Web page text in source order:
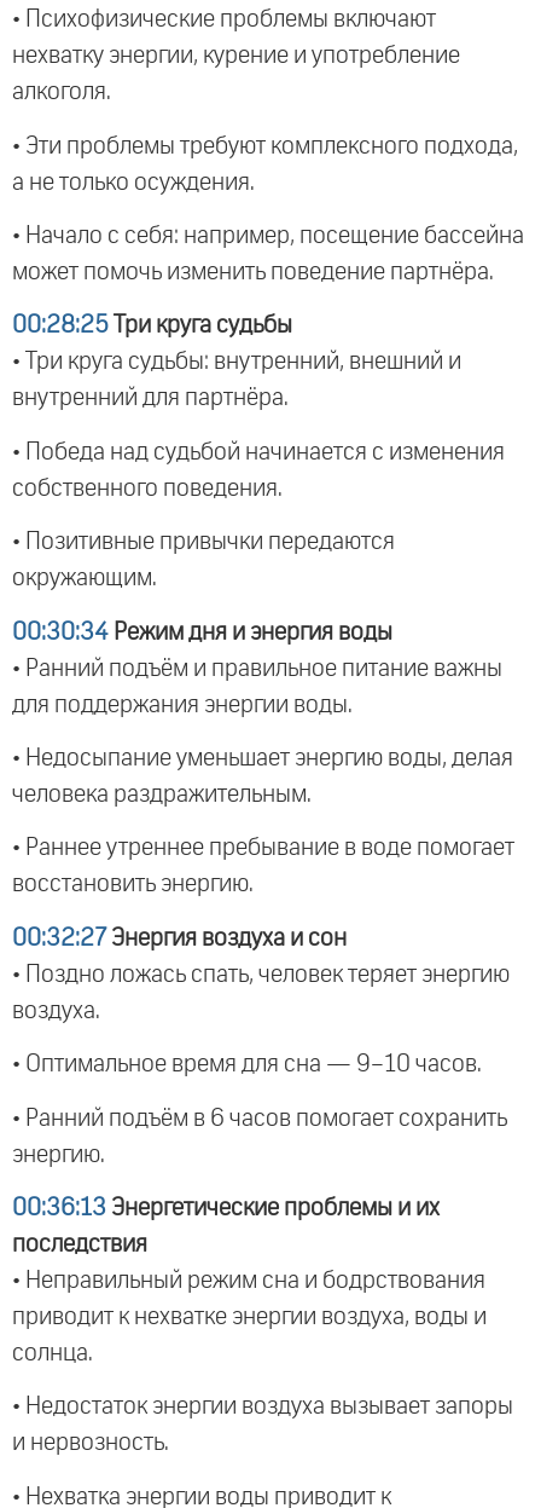
• Психофизические проблемы включают
нехватку энергии, курение и употребление
алкоголя.
• Эти проблемы требуют комплексного подхода,
а не только осуждения.
• Начало с себя: например, посещение бассейна
может помочь изменить поведение партнёра.
00:28:25 Три круга судьбы
• Три круга судьбы: внутренний, внешний и
внутренний для партнёра.
• Победа над судьбой начинается с изменения
собственного поведения.
• Позитивные привычки передаются
окружающим.
00:30:34 Режим дня и энергия воды
• Ранний подъём и правильное питание важны
для поддержания энергии воды.
• Недосыпание уменьшает энергию воды, делая
человека раздражительным.
• Раннее утреннее пребывание в воде помогает
восстановить энергию.
00:32:27 Энергия воздуха и сон
• Поздно ложась спать, человек теряет энергию
воздуха.
• Оптимальное время для сна — 9–10 часов.
• Ранний подъём в 6 часов помогает сохранить
энергию.
00:36:13 Энергетические проблемы и их
последствия
• Неправильный режим сна и бодрствования
приводит к нехватке энергии воздуха, воды и
солнца.
• Недостаток энергии воздуха вызывает запоры
и нервозность.
• Нехватка энергии воды приводит к